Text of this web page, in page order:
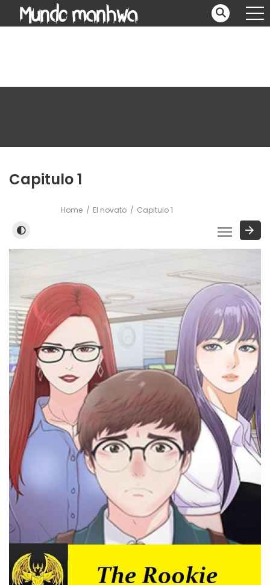
Capitulo 1
Home El novato Capitulo 1